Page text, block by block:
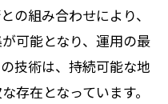
の組み合わせにより、
可能となり、運用の最
技術は、持続可能な地
存在となっています。